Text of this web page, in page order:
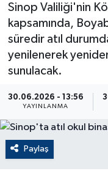
Sinop Valiliği'nin
kapsamında,
süredir atıl
yenilenerek
sunulacak.
30.06.2026 - 13:56
YAYINLANMA
Paylaş
Advertising
Canlı Maç
Dünya
Haber Arşivi